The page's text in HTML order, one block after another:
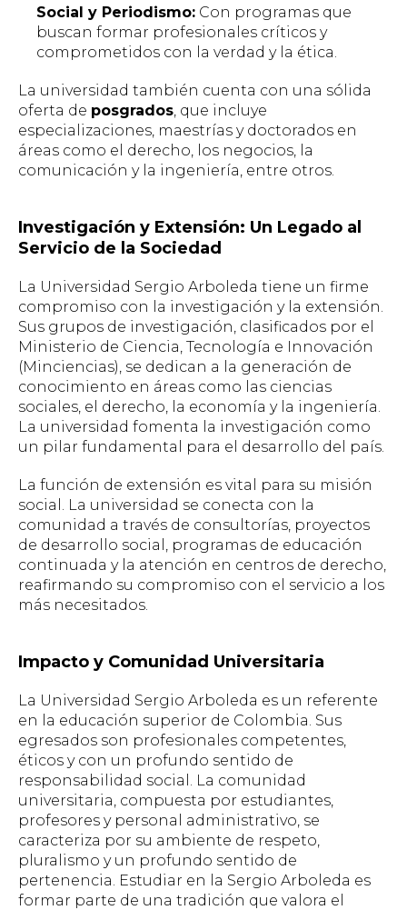
Social y Periodismo: Con programas que
buscan formar profesionales críticos y
comprometidos con la verdad y la ética.
La universidad también cuenta con una sólida
oferta de posgrados, que incluye
especializaciones, maestrías y doctorados en
áreas como el derecho, los negocios, la
comunicación y la ingeniería, entre otros.
Investigación y Extensión: Un Legado al
Servicio de la Sociedad
La Universidad Sergio Arboleda tiene un firme
compromiso con la investigación y la extensión.
Sus grupos de investigación, clasificados por el
Ministerio de Ciencia, Tecnología e Innovación
(Minciencias), se dedican a la generación de
conocimiento en áreas como las ciencias
sociales, el derecho, la economía y la ingeniería.
La universidad fomenta la investigación como
un pilar fundamental para el desarrollo del país.
La función de extensión es vital para su misión
social. La universidad se conecta con la
comunidad a través de consultorías, proyectos
de desarrollo social, programas de educación
continuada y la atención en centros de derecho,
reafirmando su compromiso con el servicio a los
más necesitados.
Impacto y Comunidad Universitaria
La Universidad Sergio Arboleda es un referente
en la educación superior de Colombia. Sus
egresados son profesionales competentes,
éticos y con un profundo sentido de
responsabilidad social. La comunidad
universitaria, compuesta por estudiantes,
profesores y personal administrativo, se
caracteriza por su ambiente de respeto,
pluralismo y un profundo sentido de
pertenencia. Estudiar en la Sergio Arboleda es
formar parte de una tradición que valora el